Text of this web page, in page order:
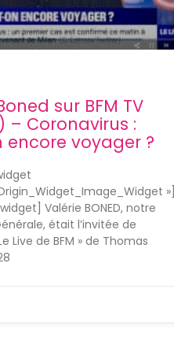
sur BFM TV
– Coronavirus :
voyager ?
»]
Valérie BONED, notre
était l’invitée de
Live de BFM » de Thomas